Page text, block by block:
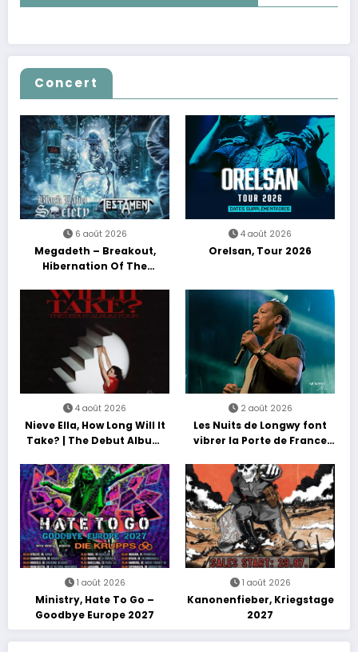
Concert
6 août 2026
Megadeth – Breakout,
Hibernation Of The
4 août 2026
Orelsan, Tour 2026
4 août 2026
Nieve Ella, How Long Will It
Take? | The Debut Album
2 août 2026
Les Nuits de Longwy font
vibrer la Porte de France
découvertes et énergie
reggae
1 août 2026
Ministry, Hate To Go –
Goodbye Europe 2027
1 août 2026
Kanonenfieber, Kriegstage
2027